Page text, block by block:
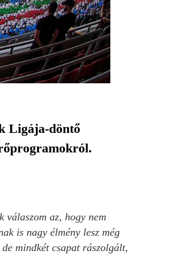
Ligája-döntő
válaszom az, hogy nem
is nagy élmény lesz még
mindkét csapat rászolgált,